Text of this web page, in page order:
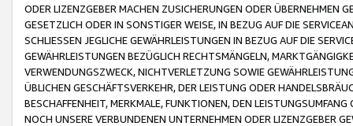
ODER LIZENZGEBER MACHEN ZUSICHERUNGEN ODER ÜBERNEHMEN
GESETZLICH ODER IN SONSTIGER WEISE, IN BEZUG AUF DIE
SCHLIESSEN JEGLICHE GEWÄHRLEISTUNGEN IN BEZUG AUF DIE
GEWÄHRLEISTUNGEN BEZÜGLICH RECHTSMÄNGELN,
VERWENDUNGSZWECK, NICHTVERLETZUNG SOWIE
ÜBLICHEN GESCHÄFTSVERKEHR, DER LEISTUNG ODER
BESCHAFFENHEIT, MERKMALE, FUNKTIONEN, DEN
NOCH UNSERE VERBUNDENEN UNTERNEHMEN ODER LIZENZGEBER